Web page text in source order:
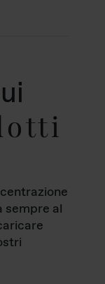
sempre al